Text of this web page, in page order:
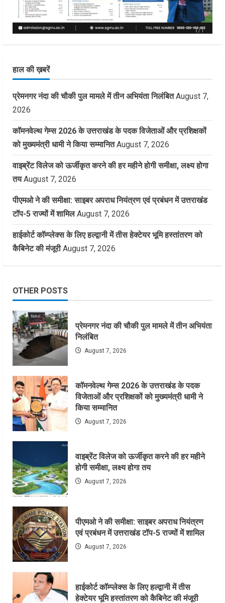
हाल की ख़बरें
प्रेमनगर नंदा की चौकी पुल मामले में तीन अभियंता निलंबित August 7,
2026
कॉमनवेल्थ गेम्स 2026 के उत्तराखंड के पदक विजेताओं और प्रशिक्षकों
को मुख्यमंत्री धामी ने किया सम्मानित August 7, 2026
वाइब्रेंट विलेज को ऊर्जीकृत करने की हर महीने होगी समीक्षा, लक्ष्य होगा
तय August 7, 2026
पीएमओ ने की समीक्षा: साइबर अपराध नियंत्रण एवं प्रबंधन में उत्तराखंड
टॉप-5 राज्यों में शामिल August 7, 2026
हाईकोर्ट कॉम्प्लेक्स के लिए हल्द्वानी में तीस हेक्टेयर भूमि हस्तांतरण को
कैबिनेट की मंजूरी August 7, 2026
OTHER POSTS
प्रेमनगर नंदा की चौकी पुल मामले में तीन अभियंता
निलंबित
August 7, 2026
कॉमनवेल्थ गेम्स 2026 के उत्तराखंड के पदक
विजेताओं और प्रशिक्षकों को मुख्यमंत्री धामी ने
किया सम्मानित
August 7, 2026
वाइब्रेंट विलेज को ऊर्जीकृत करने की हर महीने
होगी समीक्षा, लक्ष्य होगा तय
August 7, 2026
पीएमओ ने की समीक्षा: साइबर अपराध नियंत्रण
एवं प्रबंधन में उत्तराखंड टॉप-5 राज्यों में शामिल
August 7, 2026
हाईकोर्ट कॉम्प्लेक्स के लिए हल्द्वानी में तीस
हेक्टेयर भूमि हस्तांतरण को कैबिनेट की मंजूरी